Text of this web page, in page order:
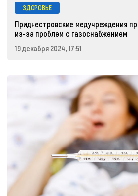
ЗДОРОВЬЕ
Приднестровские медучреждения
из-за проблем с газоснабжением
19 декабря 2024, 17:51